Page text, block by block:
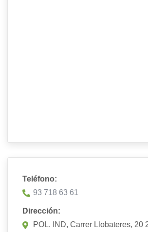
Teléfono:
93 718 63 61
Dirección:
POL. IND, Carrer Llobateres, 20